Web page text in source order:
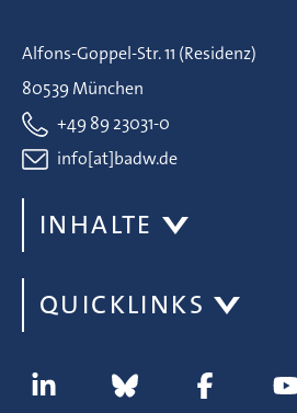
Alfons-Goppel-Str. 11 (Residenz)
80539 München
+49 89 23031-0
info[at]badw.de
INHALTE
QUICKLINKS